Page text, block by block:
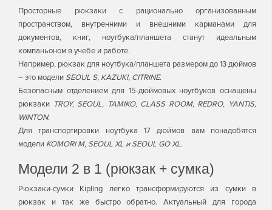
Просторные рюкзаки с рационально организованным
пространством, внутренними и внешними карманами для
документов, книг, ноутбука/планшета станут идеальным
компаньоном в учебе и работе.
Например, рюкзак для ноутбука/планшета размером до 13 дюймов
– это модели SEOUL S, KAZUKI, CITRINE.
Безопасным отделением для 15-дюймовых ноутбуков оснащены
рюкзаки TROY, SEOUL, TAMIKO, CLASS ROOM, REDRO, YANTIS,
WINTON.
Для транспортировки ноутбука 17 дюймов вам понадобятся
модели KOMORI M, SEOUL XL и SEOUL GO XL.
Модели 2 в 1 (рюкзак + сумка)
Рюкзаки-сумки Kipling легко трансформируются из сумки в
рюкзак и так же быстро обратно. Актуальный для города